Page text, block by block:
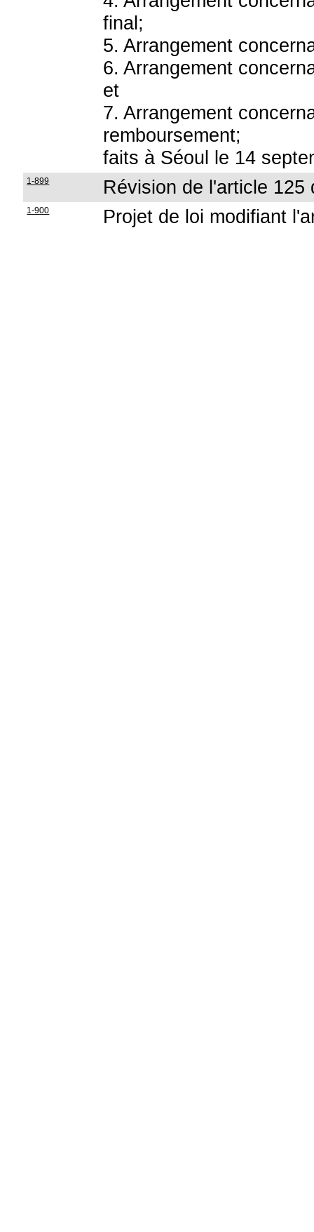
final;
5. Arrangement
6. Arrangement
et
7. Arrangement
remboursement;
faits à Séoul le 14
1-899 Révision de l'article 125
1-900 Projet de loi modifiant